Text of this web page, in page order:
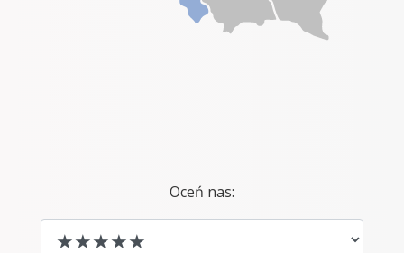
Oceń nas: